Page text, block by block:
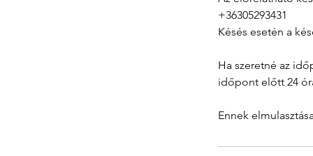
+36305293431
Késés esetén a
Ha szeretné az
időpont előtt 24
Ennek